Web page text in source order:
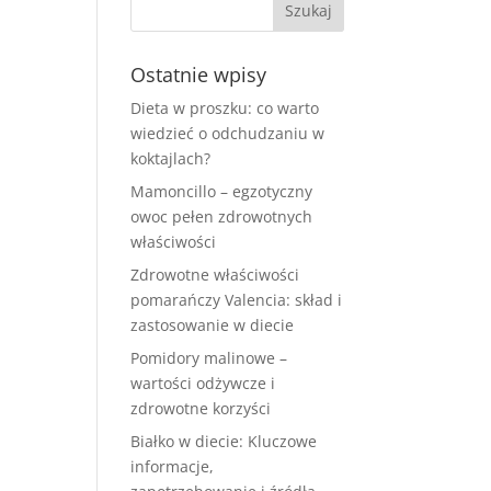
Ostatnie wpisy
Dieta w proszku: co warto
wiedzieć o odchudzaniu w
koktajlach?
Mamoncillo – egzotyczny
owoc pełen zdrowotnych
właściwości
Zdrowotne właściwości
pomarańczy Valencia: skład i
zastosowanie w diecie
Pomidory malinowe –
wartości odżywcze i
zdrowotne korzyści
Białko w diecie: Kluczowe
informacje,